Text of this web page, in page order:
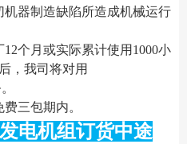
器制造缺陷所造成机械运行
个月或实际累计使用1000小
，我司将对用
三包期内。
电机组订货中途